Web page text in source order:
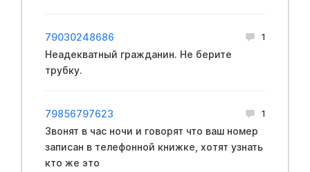
79030248686 1
Неадекватный гражданин. Не берите
трубку.
79856797623 1
Звонят в час ночи и говорят что ваш номер
записан в телефонной книжке, хотят узнать
кто же это